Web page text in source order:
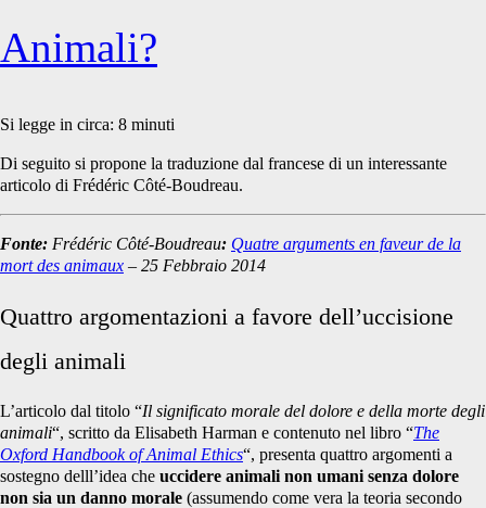
McMahan</span>
Animali?
Si legge in circa: 8 minuti
Di seguito si propone la traduzione dal francese di un interessante
articolo di Frédéric Côté-Boudreau.
Fonte: Frédéric Côté-Boudreau: Quatre arguments en faveur de la
mort des animaux – 25 Febbraio 2014
Quattro argomentazioni a favore dell’uccisione
degli animali
L’articolo dal titolo “Il significato morale del dolore e della morte degli
animali“, scritto da Elisabeth Harman e contenuto nel libro “The
Oxford Handbook of Animal Ethics“, presenta quattro argomenti a
sostegno delll’idea che uccidere animali non umani senza dolore
non sia un danno morale (assumendo come vera la teoria secondo